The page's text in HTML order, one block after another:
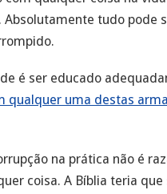
Absolutamente tudo pode
é ser educado
qualquer uma destas
na prática não é
coisa. A Bíblia teria que